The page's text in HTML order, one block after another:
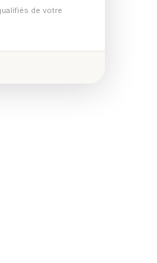
de votre